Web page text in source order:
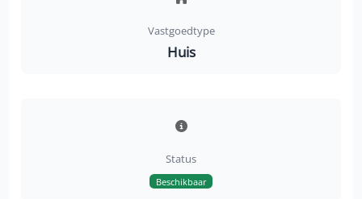
Vastgoedtype
Huis
Status
Beschikbaar